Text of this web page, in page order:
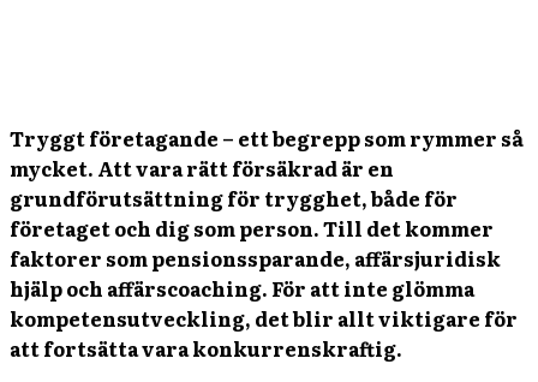
Tryggt företagande – ett begrepp som rymmer så
mycket. Att vara rätt försäkrad är en
grundförutsättning för trygghet, både för
företaget och dig som person. Till det kommer
faktorer som pensionssparande, affärsjuridisk
hjälp och affärscoaching. För att inte glömma
kompetensutveckling, det blir allt viktigare för
att fortsätta vara konkurrenskraftig.